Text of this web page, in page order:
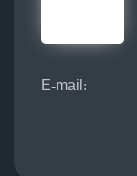
E-mail: